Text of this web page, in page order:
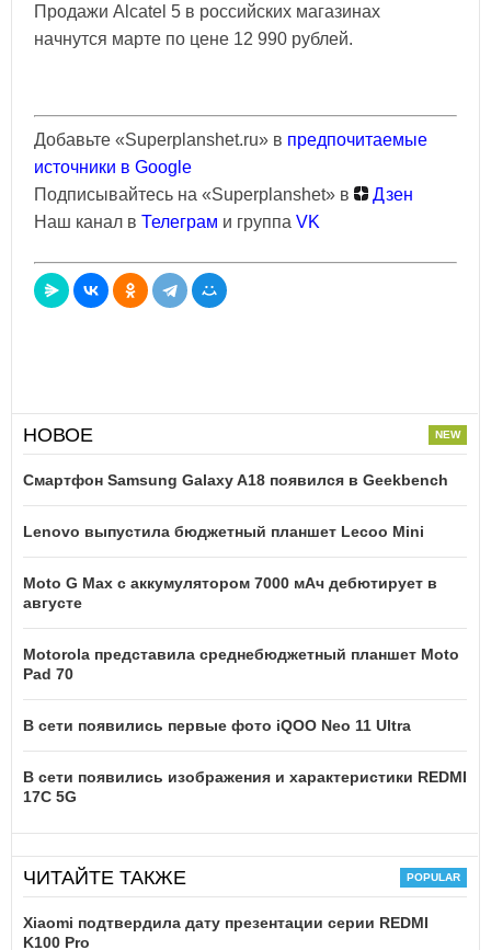
Продажи Alcatel 5 в российских магазинах
начнутся марте по цене 12 990 рублей.
Добавьте «Superplanshet.ru» в предпочитаемые
источники в Google
Подписывайтесь на «Superplanshet» в
Дзен
Наш канал в Телеграм и группа VK
НОВОЕ
Смартфон Samsung Galaxy A18 появился в Geekbench
Lenovo выпустила бюджетный планшет Lecoo Mini
Moto G Max с аккумулятором 7000 мАч дебютирует в
августе
Motorola представила среднебюджетный планшет Moto
Pad 70
В сети появились первые фото iQOO Neo 11 Ultra
В сети появились изображения и характеристики REDMI
17C 5G
ЧИТАЙТЕ ТАКЖЕ
Xiaomi подтвердила дату презентации серии REDMI
K100 Pro